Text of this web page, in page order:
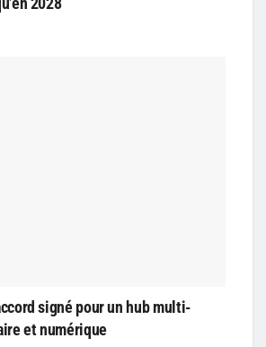
signé pour un hub multi-
et numérique